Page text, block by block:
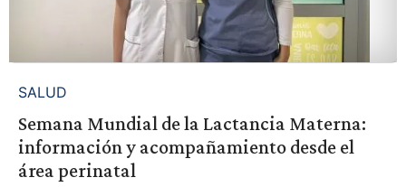
SALUD
Semana Mundial de la Lactancia Materna:
información y acompañamiento desde el
área perinatal